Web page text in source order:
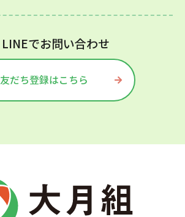
LINEでお問い合わせ
友だち登録はこちら